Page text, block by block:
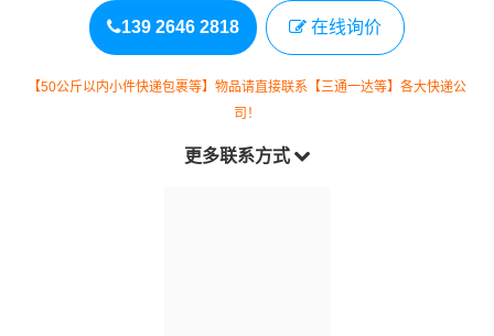
139 2646 2818 在线询价
【50公斤以内小件快递包裹等】物品请直接联系【三通一达等】各大快递公
司！
更多联系方式